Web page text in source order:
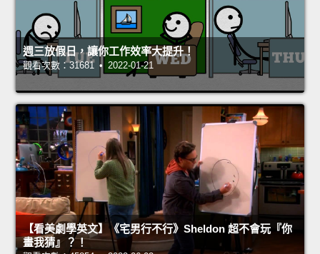
週三放假日，讓你工作效率大提升！
觀看次數：31681 • 2022-01-21
【看美劇學英文】《宅男行不行》Sheldon 超不會玩『你
畫我猜』？！